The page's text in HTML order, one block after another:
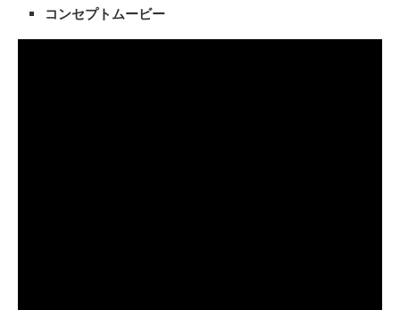
コンセプトムービー